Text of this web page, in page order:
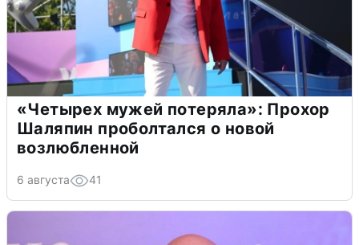
«Четырех мужей потеряла»: Прохор
Шаляпин проболтался о новой
возлюбленной
6 августа 41